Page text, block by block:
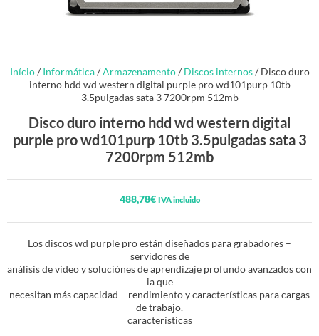
Início/ Informática/Armazenamento/ Discos internos/ Disco duro
interno hdd wd western digital purple pro wd101purp 10tb
3.5pulgadas sata 3 7200rpm 512mb
Disco duro interno hdd wd western digital
purple pro wd101purp 10tb 3.5pulgadas sata 3
7200rpm 512mb
488,78€ IVA incluido
Los discos wd purple pro están diseñados para grabadores –
servidores de
análisis de vídeo y soluciónes de aprendizaje profundo avanzados con
ia que
necesitan más capacidad – rendimiento y características para cargas
de trabajo.
características